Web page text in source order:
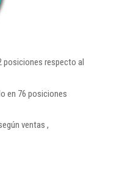
posiciones respecto al
en 76 posiciones
ventas ,